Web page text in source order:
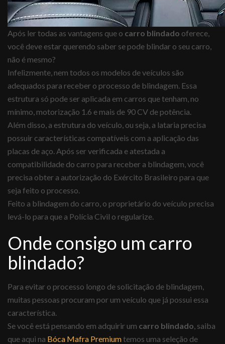
Após ler todas as vantagens que o carro blindado oferece,
você deve estar querendo saber se pode blindar o seu carro,
não é mesmo?
Infelizmente, nem todos os modelos de veículos são
adequados para receber o processo de blindagem. Essa
estrutura só pode ser aplicada em carros que tenham, no
mínimo, motorização 1.6 e mais de 90 CV de potência.
Além disso, a estrutura do veículo, ou seja, a lataria precisa
possuir características compatíveis com a aplicação das
placas de aço. Após ser verificada e atestada a
compatibilidade do carro para receber a blindagem, você
precisa obter a autorização do Exército Brasileiro para que
seja feito o processo.
Feito a blindagem do carro, o proprietário do veículo precisa
levá-lo para que a Polícia Civil o regularize.
Onde consigo um carro
blindado?
Para evitar o processo longo de solicitação de blindagem,
muitas pessoas procuram por um veículo que já possui essa
característica.
Se você está pensando em adquirir um carro blindado , saiba
que aqui na Bóca Mafra Premiumtemos uma seleção de